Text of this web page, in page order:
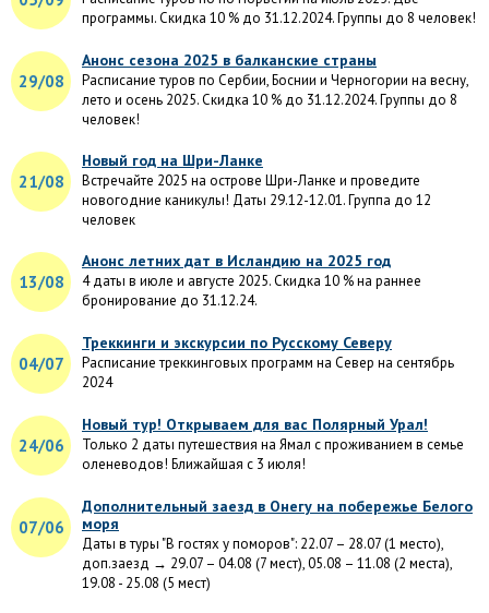
программы. Скидка 10 % до 31.12.2024. Группы до 8 человек!
29/08
Анонс сезона 2025 в балканские страны
Расписание туров по Сербии, Боснии и Черногории на весну,
лето и осень 2025. Скидка 10 % до 31.12.2024. Группы до 8
человек!
21/08
Новый год на Шри-Ланке
Встречайте 2025 на острове Шри-Ланке и проведите
новогодние каникулы! Даты 29.12-12.01. Группа до 12
человек
13/08
Анонс летних дат в Исландию на 2025 год
4 даты в июле и августе 2025. Скидка 10 % на раннее
бронирование до 31.12.24.
04/07
Треккинги и экскурсии по Русскому Северу
Расписание треккинговых программ на Север на сентябрь
2024
24/06
Новый тур! Открываем для вас Полярный Урал!
Только 2 даты путешествия на Ямал с проживанием в семье
оленеводов! Ближайшая с 3 июля!
07/06
Дополнительный заезд в Онегу на побережье Белого
моря
Даты в туры "В гостях у поморов": 22.07 – 28.07 (1 место),
доп.заезд → 29.07 – 04.08 (7 мест), 05.08 – 11.08 (2 места),
19.08 - 25.08 (5 мест)